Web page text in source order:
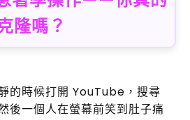
隆嗎？
的時候打開 YouTube，搜尋
後一個人在螢幕前笑到肚子痛